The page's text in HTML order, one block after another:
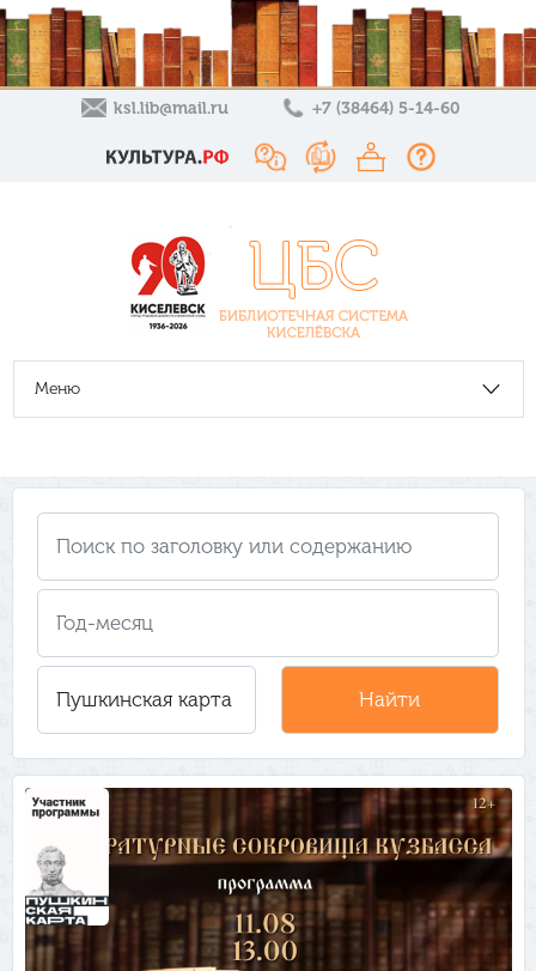
ksl.lib@mail.ru +7 (38464) 5-14-60
Меню